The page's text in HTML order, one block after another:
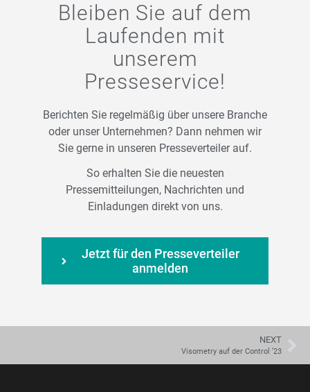
Bleiben Sie auf dem
Laufenden mit
unserem
Presseservice!
Berichten Sie regelmäßig über unsere Branche
oder unser Unternehmen? Dann nehmen wir
Sie gerne in unseren Presseverteiler auf.
So erhalten Sie die neuesten
Pressemitteilungen, Nachrichten und
Einladungen direkt von uns.
Jetzt für den Presseverteiler
anmelden
NEXT
Visometry auf der Control ’23